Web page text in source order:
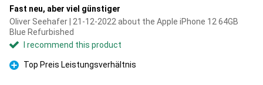
Fast neu, aber viel günstiger
Oliver Seehafer | 21-12-2022 about the Apple iPhone 12 64GB
Blue Refurbished
I recommend this product
Pro
Top Preis Leistungsverhältnis